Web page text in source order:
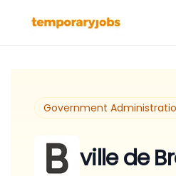
Government
ville de